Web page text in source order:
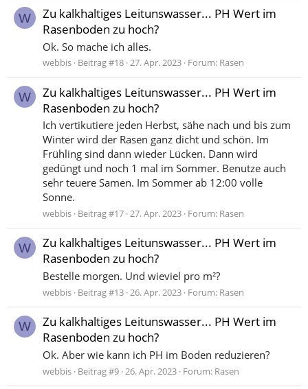
W
Zu kalkhaltiges Leitunswasser... PH Wert im
Rasenboden zu hoch?
Ok. So mache ich alles.
webbis Beitrag #18 27. Apr. 2023 Forum: Rasen
W
Zu kalkhaltiges Leitunswasser... PH Wert im
Rasenboden zu hoch?
Ich vertikutiere jeden Herbst, sähe nach und bis zum
Winter wird der Rasen ganz dicht und schön. Im
Frühling sind dann wieder Lücken. Dann wird
gedüngt und noch 1 mal im Sommer. Benutze auch
sehr teuere Samen. Im Sommer ab 12:00 volle
Sonne.
webbis Beitrag #17 27. Apr. 2023 Forum: Rasen
W
Zu kalkhaltiges Leitunswasser... PH Wert im
Rasenboden zu hoch?
Bestelle morgen. Und wieviel pro m²?
webbis Beitrag #13 26. Apr. 2023 Forum: Rasen
W
Zu kalkhaltiges Leitunswasser... PH Wert im
Rasenboden zu hoch?
Ok. Aber wie kann ich PH im Boden reduzieren?
webbis Beitrag #9 26. Apr. 2023 Forum: Rasen